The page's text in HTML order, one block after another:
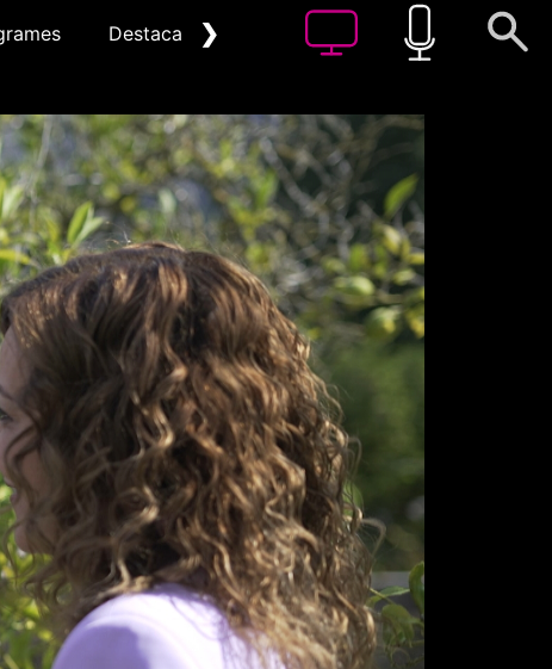
Destacat ❯